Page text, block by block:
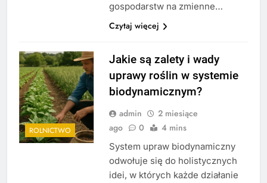
gospodarstw na zmienne…
Czytaj więcej
ROLNICTWO
Jakie są zalety i wady
uprawy roślin w systemie
biodynamicznym?
admin
2 miesiące
ago
0 4 mins
System upraw biodynamiczny
odwołuje się do holistycznych
idei, w których każde działanie